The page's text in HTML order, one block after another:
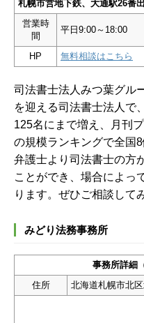
札幌市営地下鉄、大通駅26番
営業時
間
平日9:00～18:00
HP 無料相談はこちら
司法書士法人みつ葉グル
を迎える司法書士法人で
125名にまで増え、月刊
の規模ランキングで全国8
弁護士より司法書士の方
ことができ、場合によっ
ります。ぜひご相談して
みどり法務事務所
事務所詳細
住所
北海道札幌市北